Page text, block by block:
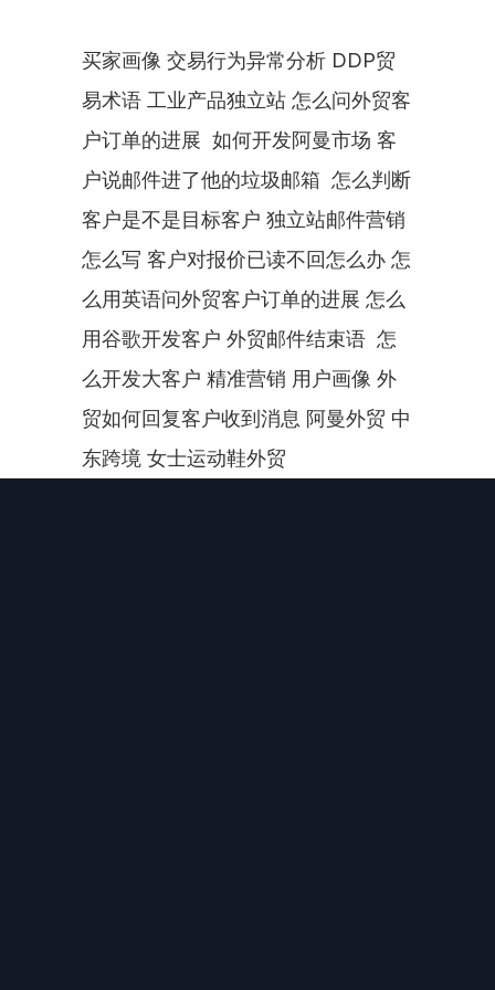
买家画像 交易行为异常分析 DDP贸
易术语 工业产品独立站 怎么问外贸客
户订单的进展  如何开发阿曼市场 客
户说邮件进了他的垃圾邮箱  怎么判断
客户是不是目标客户 独立站邮件营销
怎么写 客户对报价已读不回怎么办 怎
么用英语问外贸客户订单的进展 怎么
用谷歌开发客户 外贸邮件结束语  怎
么开发大客户 精准营销 用户画像 外
贸如何回复客户收到消息 阿曼外贸 中
东跨境 女士运动鞋外贸